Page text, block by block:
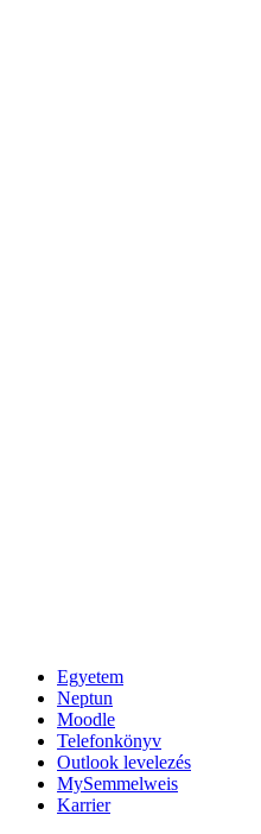
Egyetem
Neptun
Moodle
Telefonkönyv
Outlook levelezés
MySemmelweis
Karrier